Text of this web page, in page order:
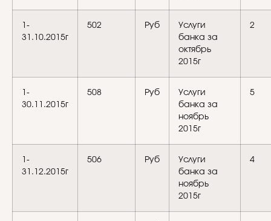
1-
31.10.2015г
502 Руб
Услуги
банка за
октябрь
2015г
2
1-
30.11.2015г
508 Руб
Услуги
банка за
ноябрь
2015г
5
1-
31.12.2015г
506 Руб
Услуги
банка за
ноябрь
2015г
4